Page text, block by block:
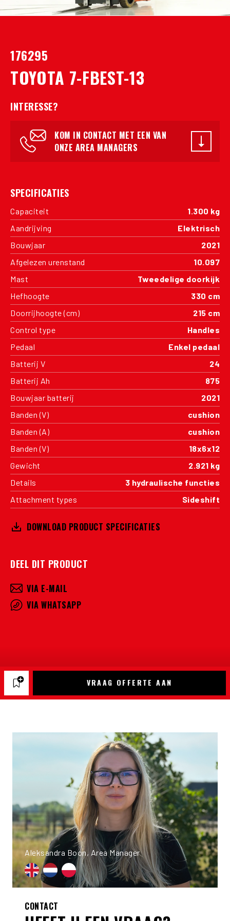
176295
TOYOTA 7-FBEST-13
INTERESSE?
KOM IN CONTACT MET EEN VAN
ONZE AREA MANAGERS
SPECIFICATIES
Capaciteit
1.300 kg
Aandrijving
Elektrisch
Bouwjaar
2021
Afgelezen urenstand
10.097
Mast
Tweedelige doorkijk
Hefhoogte
330 cm
Doorrijhoogte (cm)
215 cm
Control type
Handles
Pedaal
Enkel pedaal
Batterij V
24
Batterij Ah
875
Bouwjaar batterij
2021
Banden (V)
cushion
Banden (A)
cushion
Banden (V)
18x6x12
Gewicht
2.921 kg
Details
3 hydraulische functies
Attachment types
Sideshift
DOWNLOAD PRODUCT SPECIFICATIES
DEEL DIT PRODUCT
VIA E-MAIL
VIA WHATSAPP
VRAAG OFFERTE AAN
Aleksandra Boon, Area Manager
CONTACT